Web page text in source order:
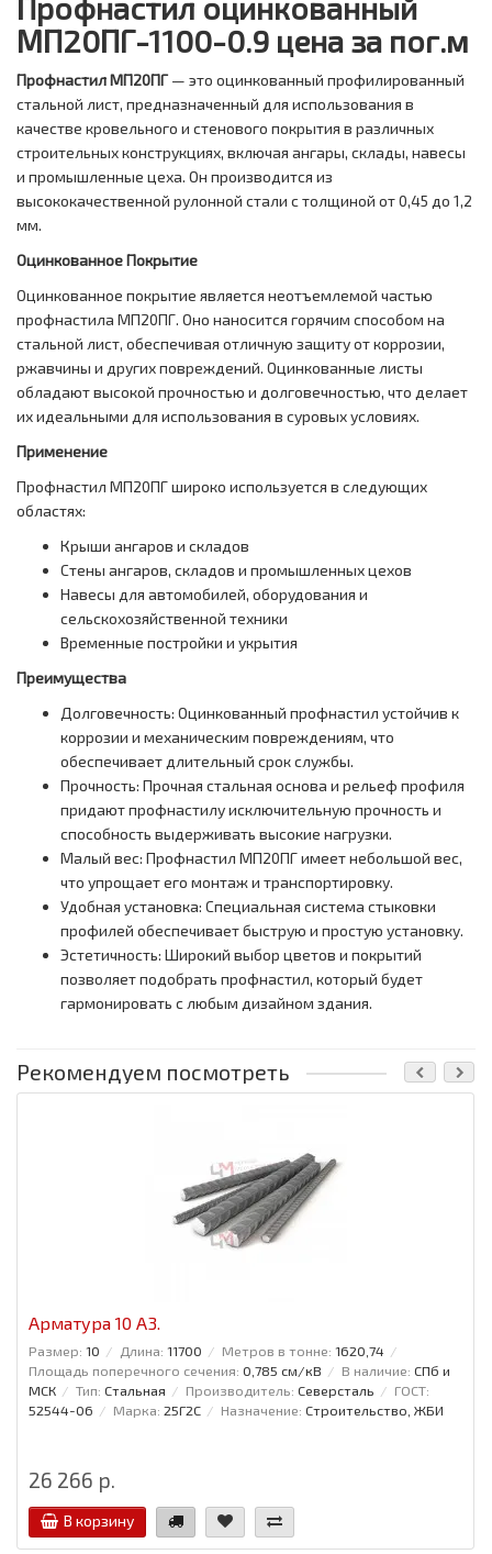
Профнастил оцинкованный
МП20ПГ-1100-0.9 цена за пог.м
Профнастил МП20ПГ — это оцинкованный профилированный
стальной лист, предназначенный для использования в
качестве кровельного и стенового покрытия в различных
строительных конструкциях, включая ангары, склады, навесы
и промышленные цеха. Он производится из
высококачественной рулонной стали с толщиной от 0,45 до 1,2
мм.
Оцинкованное Покрытие
Оцинкованное покрытие является неотъемлемой частью
профнастила МП20ПГ. Оно наносится горячим способом на
стальной лист, обеспечивая отличную защиту от коррозии,
ржавчины и других повреждений. Оцинкованные листы
обладают высокой прочностью и долговечностью, что делает
их идеальными для использования в суровых условиях.
Применение
Профнастил МП20ПГ широко используется в следующих
областях:
Крыши ангаров и складов
Стены ангаров, складов и промышленных цехов
Навесы для автомобилей, оборудования и
сельскохозяйственной техники
Временные постройки и укрытия
Преимущества
Долговечность: Оцинкованный профнастил устойчив к
коррозии и механическим повреждениям, что
обеспечивает длительный срок службы.
Прочность: Прочная стальная основа и рельеф профиля
придают профнастилу исключительную прочность и
способность выдерживать высокие нагрузки.
Малый вес: Профнастил МП20ПГ имеет небольшой вес,
что упрощает его монтаж и транспортировку.
Удобная установка: Специальная система стыковки
профилей обеспечивает быструю и простую установку.
Эстетичность: Широкий выбор цветов и покрытий
позволяет подобрать профнастил, который будет
гармонировать с любым дизайном здания.
Рекомендуем посмотреть
Арматура 10 А3.
Размер: 10 Длина: 11700 Метров в тонне: 1620,74
Площадь поперечного сечения: 0,785 см/кВ В наличие: СПб и
МСК
Тип: Стальная Производитель: Северсталь
ГОСТ:
52544-06
Марка: 25Г2С Назначение: Строительство, ЖБИ
26 266 р.
В корзину